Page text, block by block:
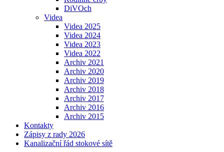
DiVOch
Videa
Videa 2025
Videa 2024
Videa 2023
Videa 2022
Archiv 2021
Archiv 2020
Archiv 2019
Archiv 2018
Archiv 2017
Archiv 2016
Archiv 2015
Kontakty
Zápisy z rady 2026
Kanalizační řád stokové sítě